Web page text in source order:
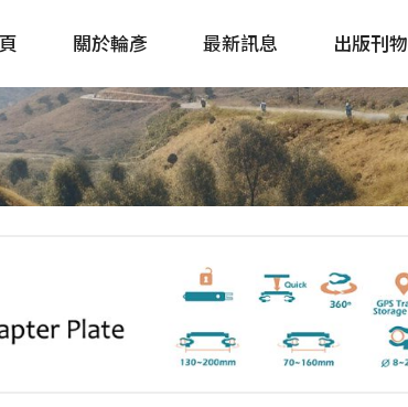
關於輪彥 最新訊息 出版刊物
自行車&電動車市場快訊
Update